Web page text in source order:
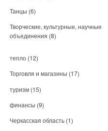
Танцы (6)
Творческие, культурные, научные
объединения (8)
тепло (12)
Торговля и магазины (17)
туризм (15)
финансы (9)
Черкасская область (1)